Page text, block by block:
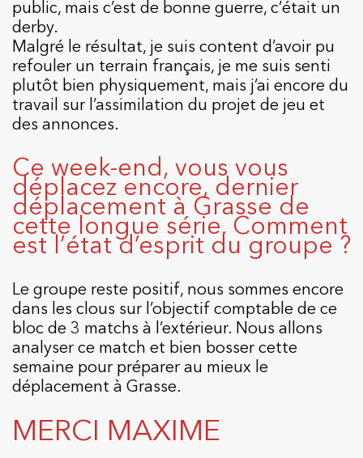
public, mais c’est de bonne guerre, c’était un
derby.
Malgré le résultat, je suis content d’avoir pu
refouler un terrain français, je me suis senti
plutôt bien physiquement, mais j’ai encore du
travail sur l’assimilation du projet de jeu et
des annonces.
Ce week-end, vous vous
déplacez encore, dernier
déplacement à Grasse de
cette longue série. Comment
est l’état d’esprit du groupe ?
Le groupe reste positif, nous sommes encore
dans les clous sur l’objectif comptable de ce
bloc de 3 matchs à l’extérieur. Nous allons
analyser ce match et bien bosser cette
semaine pour préparer au mieux le
déplacement à Grasse.
MERCI MAXIME